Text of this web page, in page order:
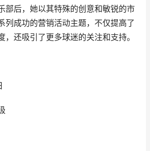
后，她以其特殊的创意和敏锐的市
列成功的营销活动主题，不仅提高了
，还吸引了更多球迷的关注和支持。